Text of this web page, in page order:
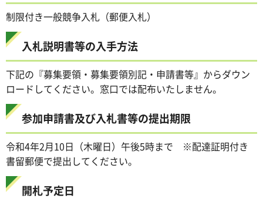
制限付き一般競争入札（郵便入札）
入札説明書等の入手方法
下記の『募集要領・募集要領別記・申請書等』からダウン
ロードしてください。窓口では配布いたしません。
参加申請書及び入札書等の提出期限
令和4年2月10日（木曜日）午後5時まで ※配達証明付き
書留郵便で提出してください。
開札予定日